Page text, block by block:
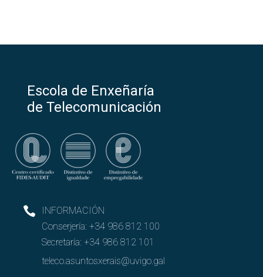
AbrirMovilidad
Movilidad entrante
AbrirMovilidad saliente
Erasmus+ KA131
Abrir
Erasmus+ KA171
Escola de Enxeñaría
de Telecomunicación
INFORMACIÓN
Conserjería: +34 986 812 100
Secretaría: +34 986 812 101
teleco.asuntosxerais@uvigo.gal